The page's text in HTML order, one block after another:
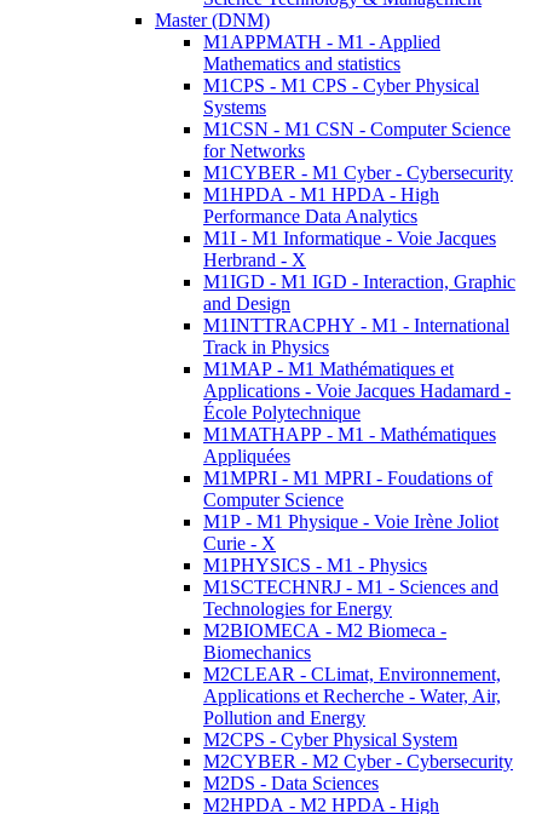
Master (DNM)
M1APPMATH - M1 - Applied
Mathematics and statistics
M1CPS - M1 CPS - Cyber Physical
Systems
M1CSN - M1 CSN - Computer Science
for Networks
M1CYBER - M1 Cyber - Cybersecurity
M1HPDA - M1 HPDA - High
Performance Data Analytics
M1I - M1 Informatique - Voie Jacques
Herbrand - X
M1IGD - M1 IGD - Interaction, Graphic
and Design
M1INTTRACPHY - M1 - International
Track in Physics
M1MAP - M1 Mathématiques et
Applications - Voie Jacques Hadamard -
École Polytechnique
M1MATHAPP - M1 - Mathématiques
Appliquées
M1MPRI - M1 MPRI - Foudations of
Computer Science
M1P - M1 Physique - Voie Irène Joliot
Curie - X
M1PHYSICS - M1 - Physics
M1SCTECHNRJ - M1 - Sciences and
Technologies for Energy
M2BIOMECA - M2 Biomeca -
Biomechanics
M2CLEAR - CLimat, Environnement,
Applications et Recherche - Water, Air,
Pollution and Energy
M2CPS - Cyber Physical System
M2CYBER - M2 Cyber - Cybersecurity
M2DS - Data Sciences
M2HPDA - M2 HPDA - High